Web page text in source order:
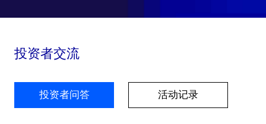
投资者交流
投资者问答 活动记录